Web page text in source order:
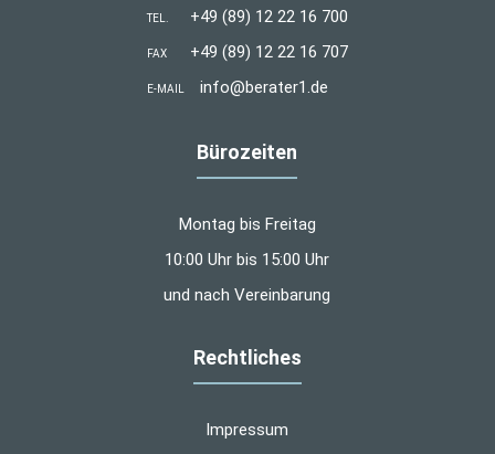
TEL. +49 (89) 12 22 16 700
FAX +49 (89) 12 22 16 707
E-MAIL info@berater1.de
Bürozeiten
Montag bis Freitag
10:00 Uhr bis 15:00 Uhr
und nach Vereinbarung
Rechtliches
Impressum